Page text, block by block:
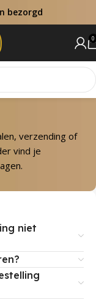
bezorgd
0
verzending of
vind je
niet